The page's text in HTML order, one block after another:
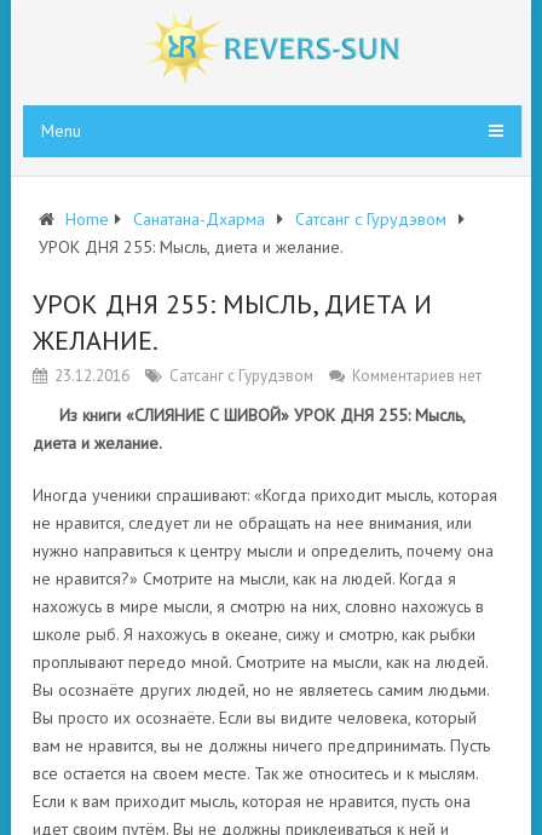
Menu
Home Санатана-Дхарма
Сатсанг с Гурудэвом
УРОК ДНЯ 255: Мысль, диета и желание.
УРОК ДНЯ 255: МЫСЛЬ, ДИЕТА И
ЖЕЛАНИЕ.
23.12.2016 Сатсанг с Гурудэвом Комментариев нет
Из книги «СЛИЯНИЕ С ШИВОЙ» УРОК ДНЯ 255: Мысль,
диета и желание.
Иногда ученики спрашивают: «Когда приходит мысль, которая
не нравится, следует ли не обращать на нее внимания, или
нужно направиться к центру мысли и определить, почему она
не нравится?» Смотрите на мысли, как на людей. Когда я
нахожусь в мире мысли, я смотрю на них, словно нахожусь в
школе рыб. Я нахожусь в океане, сижу и смотрю, как рыбки
проплывают передо мной. Смотрите на мысли, как на людей.
Вы осознаёте других людей, но не являетесь самим людьми.
Вы просто их осознаёте. Если вы видите человека, который
вам не нравится, вы не должны ничего предпринимать. Пусть
все остается на своем месте. Так же относитесь и к мыслям.
Если к вам приходит мысль, которая не нравится, пусть она
идет своим путём. Вы не должны приклеиваться к ней и